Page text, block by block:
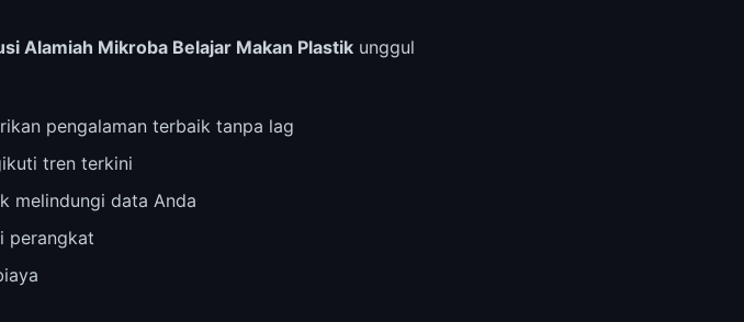
Alamiah Mikroba Belajar Makan Plastik unggul
pengalaman terbaik tanpa lag
tren terkini
melindungi data Anda
perangkat